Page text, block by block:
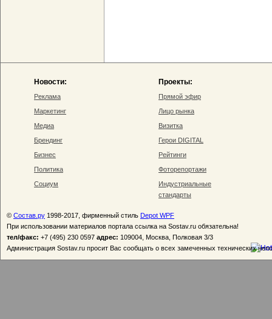
Новости:
Реклама
Маркетинг
Медиа
Брендинг
Бизнес
Политика
Социум
Проекты:
Прямой эфир
Лицо рынка
Визитка
Герои DIGITAL
Рейтинги
Фоторепортажи
Индустриальные
стандарты
© Состав.ру 1998-2017, фирменный стиль Depot WPF
При использовании материалов портала ссылка на Sostav.ru обязательна!
тел/факс: +7 (495) 230 0597 адрес: 109004, Москва, Полковая 3/3
Администрация Sostav.ru просит Вас сообщать о всех замеченных технических